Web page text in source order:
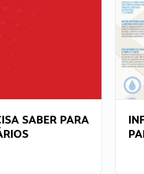
SABER PARA